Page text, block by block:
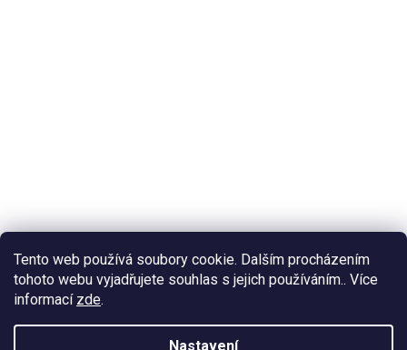
Tento web používá soubory cookie. Dalším procházením
tohoto webu vyjadřujete souhlas s jejich používáním.. Více
informací zde.
Nastavení